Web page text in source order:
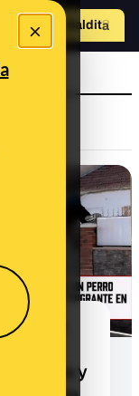
×
Hazte Maldito
perro
Murcia y